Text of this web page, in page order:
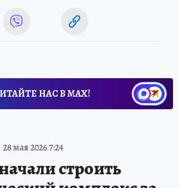
НАС В МАХ!
28 мая 2026 7:24
строить